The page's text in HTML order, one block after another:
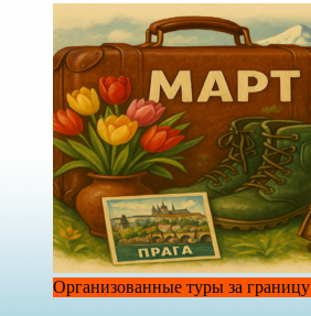
Организованные туры за границу